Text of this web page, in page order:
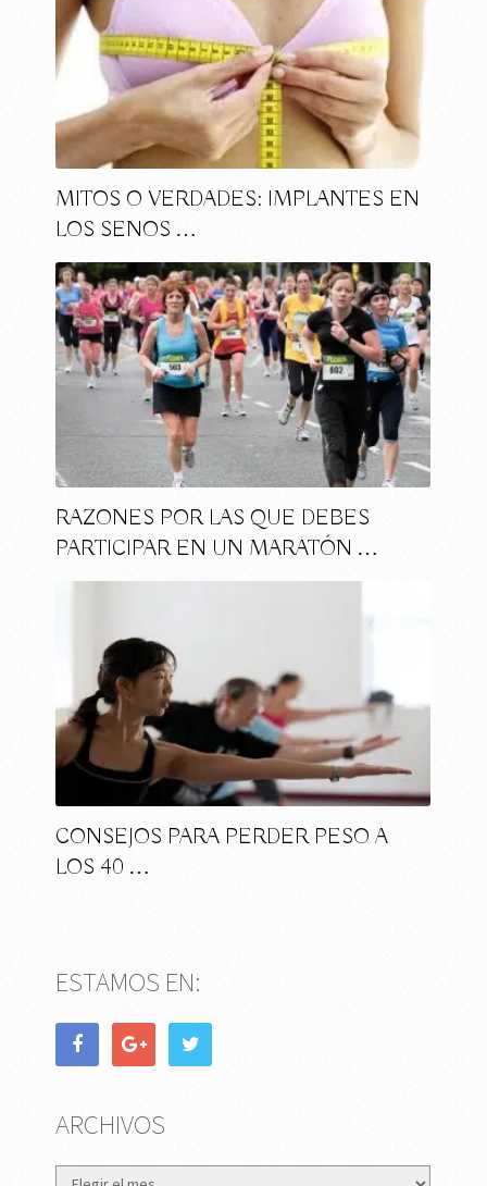
MITOS O VERDADES: IMPLANTES EN
LOS SENOS …
RAZONES POR LAS QUE DEBES
PARTICIPAR EN UN MARATÓN …
CONSEJOS PARA PERDER PESO A
LOS 40 …
ESTAMOS EN:
ARCHIVOS
Archivos